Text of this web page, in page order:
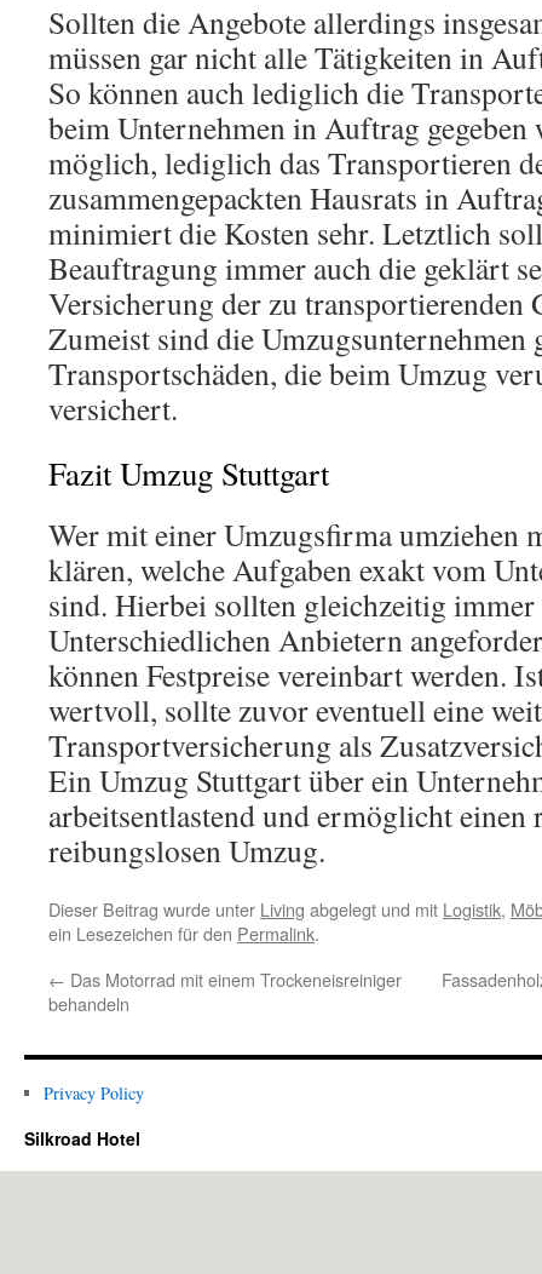
Sollten die Angebote allerdings
müssen gar nicht alle Tätigkeiten in
So können auch lediglich die
beim Unternehmen in Auftrag gegeben
möglich, lediglich das Transportieren
zusammengepackten Hausrats in
minimiert die Kosten sehr. Letztlich
Beauftragung immer auch die geklärt
Versicherung der zu transportierenden
Zumeist sind die Umzugsunternehmen
Transportschäden, die beim Umzug
versichert.
Fazit Umzug Stuttgart
Wer mit einer Umzugsfirma umziehen
klären, welche Aufgaben exakt vom
sind. Hierbei sollten gleichzeitig
Unterschiedlichen Anbietern
können Festpreise vereinbart werden.
wertvoll, sollte zuvor eventuell eine
Transportversicherung als
Ein Umzug Stuttgart über ein
arbeitsentlastend und ermöglicht einen
reibungslosen Umzug.
Dieser Beitrag wurde unter Living abgelegt und mit Logistik,
ein Lesezeichen für den Permalink.
← Das Motorrad mit einem Trockeneisreiniger
behandeln
Privacy Policy
Silkroad Hotel